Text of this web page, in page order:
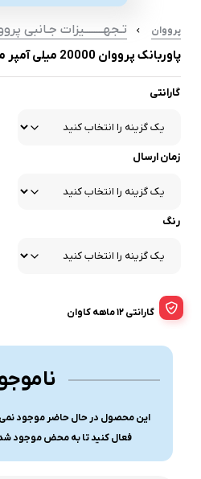
پرووان
تـجهــــــــیزات جـانبی
پاوربانک پرووان 20000 میلی آمپر مدل PPB5207PD
گارانتی
زمان ارسال
رنگ
گارانتی 12 ماهه کاوان
این محصول در حال حاضر موجود نمی
فعال کنید تا به محض موجود